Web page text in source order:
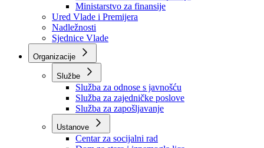
Ministarstvo za obrazovanje, mlade, nauku,
i sport
Ministarstvo za boračka pitanja
Ministarstvo za finansije
Ured Vlade i Premijera
Nadležnosti
Sjednice Vlade
Organizacije
Službe
Služba za odnose s javnošću
Služba za zajedničke poslove
Služba za zapošljavanje